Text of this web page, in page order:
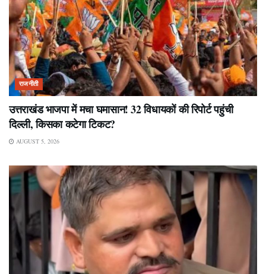
राजनीती
उत्तराखंड भाजपा में मचा घमासान! 32 विधायकों की रिपोर्ट पहुंची
दिल्ली, किसका कटेगा टिकट?
AUGUST 5, 2026